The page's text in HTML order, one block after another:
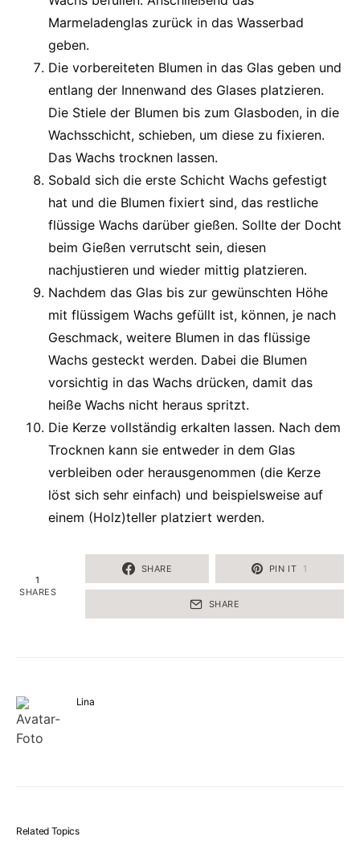
Marmeladenglas zurück in das Wasserbad
geben.
Die vorbereiteten Blumen in das Glas geben und
entlang der Innenwand des Glases platzieren.
Die Stiele der Blumen bis zum Glasboden, in die
Wachsschicht, schieben, um diese zu fixieren.
Das Wachs trocknen lassen.
Sobald sich die erste Schicht Wachs gefestigt
hat und die Blumen fixiert sind, das restliche
flüssige Wachs darüber gießen. Sollte der Docht
beim Gießen verrutscht sein, diesen
nachjustieren und wieder mittig platzieren.
Nachdem das Glas bis zur gewünschten Höhe
mit flüssigem Wachs gefüllt ist, können, je nach
Geschmack, weitere Blumen in das flüssige
Wachs gesteckt werden. Dabei die Blumen
vorsichtig in das Wachs drücken, damit das
heiße Wachs nicht heraus spritzt.
Die Kerze vollständig erkalten lassen. Nach dem
Trocknen kann sie entweder in dem Glas
verbleiben oder herausgenommen (die Kerze
löst sich sehr einfach) und beispielsweise auf
einem (Holz)teller platziert werden.
1
SHARES
SHARE PIN IT 1
SHARE
Lina
Related Topics